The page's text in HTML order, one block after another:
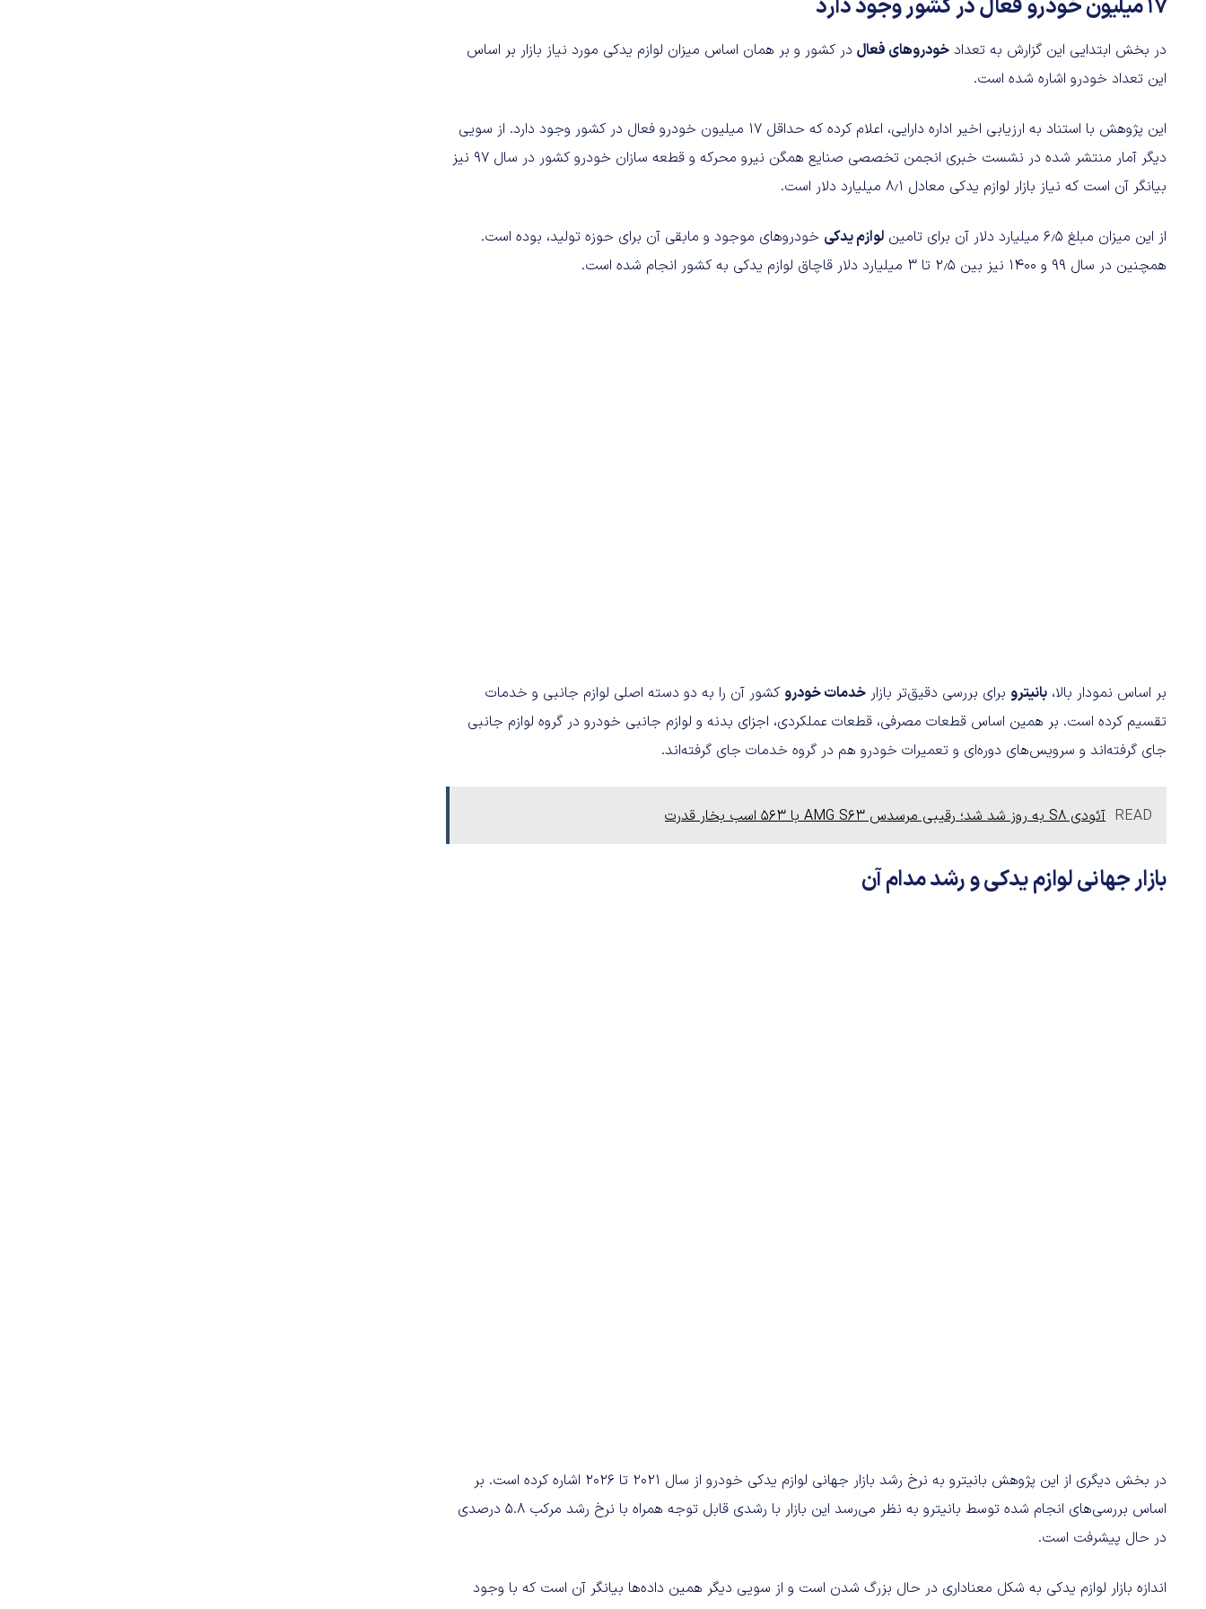
17 میلیون خودرو فعال در کشور وجود دارد
در بخش ابتدایی این گزارش به تعداد خودروهای فعال در کشور و بر همان اساس میزان لوازم یدکی مورد نیاز بازار بر اساس
این تعداد خودرو اشاره شده است.
این پژوهش با استناد به ارزیابی اخیر اداره دارایی، اعلام کرده که حداقل 17 میلیون خودرو فعال در کشور وجود دارد. از سویی
دیگر آمار منتشر شده در نشست خبری انجمن تخصصی صنایع همگن نیرو محرکه و قطعه سازان خودرو کشور در سال ۹۷ نیز
بیانگر آن است که نیاز بازار لوازم یدکی معادل ۸٫۱ میلیارد دلار است.
از این میزان مبلغ ۶٫۵ میلیارد دلار آن برای تامین لوازم یدکی خودروهای موجود و مابقی آن برای حوزه تولید، بوده است.
همچنین در سال ۹۹ و ۱۴۰۰ نیز بین ۲٫۵ تا ۳ میلیارد دلار قاچاق لوازم یدکی به کشور انجام شده است.
بر اساس نمودار بالا، بانیترو برای بررسی دقیق‌تر بازار خدمات خودرو کشور آن را به دو دسته اصلی لوازم جانبی و خدمات
تقسیم کرده است. بر همین اساس قطعات مصرفی، قطعات عملکردی، اجزای بدنه و لوازم جانبی خودرو در گروه لوازم جانبی
جای گرفته‌اند و سرویس‌های دوره‌ای و تعمیرات خودرو هم در گروه خدمات جای گرفته‌اند.
READ آئودی S8 به روز شد شد؛ رقیبی مرسدس AMG S63 با 563 اسب بخار قدرت
بازار جهانی لوازم یدکی و رشد مدام آن
در بخش دیگری از این پژوهش بانیترو به نرخ رشد بازار جهانی لوازم یدکی خودرو از سال 2021 تا 2026 اشاره کرده است. بر
اساس بررسی‌های انجام شده توسط بانیترو به نظر می‌رسد این بازار با رشدی قابل توجه همراه با نرخ رشد مرکب 5.8 درصدی
در حال پیشرفت است.
اندازه بازار لوازم یدکی به شکل معناداری در حال بزرگ شدن است و از سویی دیگر همین داده‌ها بیانگر آن است که با وجود